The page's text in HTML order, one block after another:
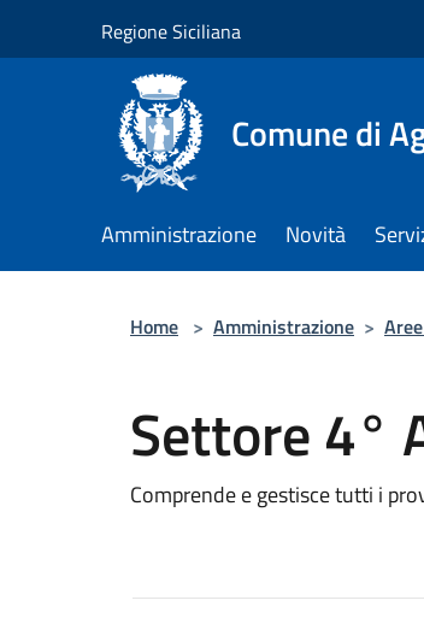
Regione Siciliana
Comune di
Amministrazione Novità
Home > Amministrazione >
Settore 4°
Comprende e gestisce tutti i